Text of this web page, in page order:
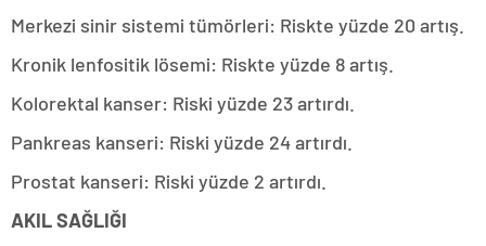
Merkezi sinir sistemi tümörleri: Riskte yüzde 20 artış.
Kronik lenfositik lösemi: Riskte yüzde 8 artış.
Kolorektal kanser: Riski yüzde 23 artırdı.
Pankreas kanseri: Riski yüzde 24 artırdı.
Prostat kanseri: Riski yüzde 2 artırdı.
AKIL SAĞLIĞI